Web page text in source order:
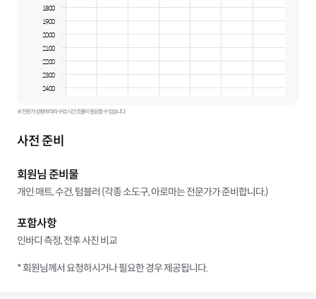
18:00
19:00
20:00
21:00
22:00
23:00
24:00
※ 전문가 상황에 따라 수업 시간 조율이 필요할 수 있습니다.
사전 준비
회원님 준비물
개인 매트, 수건, 텀블러 (각종 소도구, 아로마는 전문가가 준비합니다.)
포함사항
인바디 측정, 전후 사진 비교
* 회원님께서 요청하시거나 필요한 경우 제공됩니다.